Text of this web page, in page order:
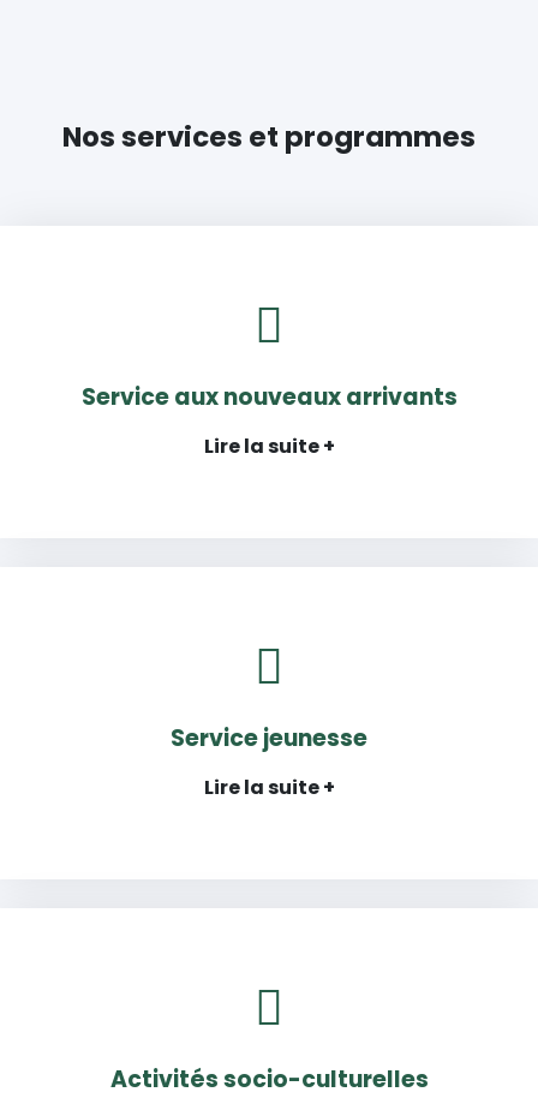
Nos services et programmes
Service aux nouveaux arrivants
Lire la suite +
Service jeunesse
Lire la suite +
Activités socio-culturelles